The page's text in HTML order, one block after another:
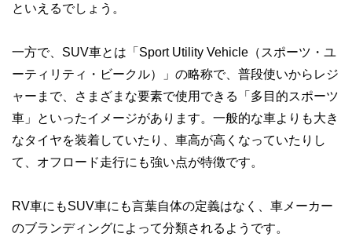
といえるでしょう。
一方で、SUV車とは「Sport Utility Vehicle（スポーツ・ユ
ーティリティ・ビークル）」の略称で、普段使いからレジ
ャーまで、さまざまな要素で使用できる「多目的スポーツ
車」といったイメージがあります。一般的な車よりも大き
なタイヤを装着していたり、車高が高くなっていたりし
て、オフロード走行にも強い点が特徴です。
RV車にもSUV車にも言葉自体の定義はなく、車メーカー
のブランディングによって分類されるようです。